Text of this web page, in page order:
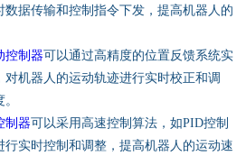
公司动态
行业新闻
据传输和控制指令下发，提高机器人的
控制器可以通过高精度的位置反馈系统实
对机器人的运动轨迹进行实时校正和调
制器可以采用高速控制算法，如PID控制
实时控制和调整，提高机器人的运动速